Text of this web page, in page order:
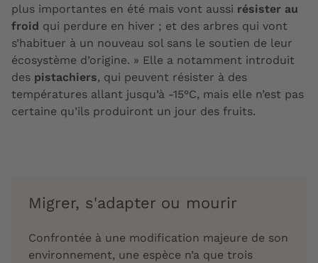
plus importantes en été mais vont aussi résister au
froid qui perdure en hiver ; et des arbres qui vont
s’habituer à un nouveau sol sans le soutien de leur
écosystème d’origine. » Elle a notamment introduit
des pistachiers, qui peuvent résister à des
températures allant jusqu’à -15°C, mais elle n’est pas
certaine qu’ils produiront un jour des fruits.
Migrer, s'adapter ou mourir
Confrontée à une modification majeure de son
environnement, une espèce n’a que trois